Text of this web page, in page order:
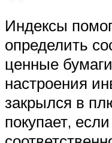
Индексы
определить
ценные
настроения
закрылся в
покупает,